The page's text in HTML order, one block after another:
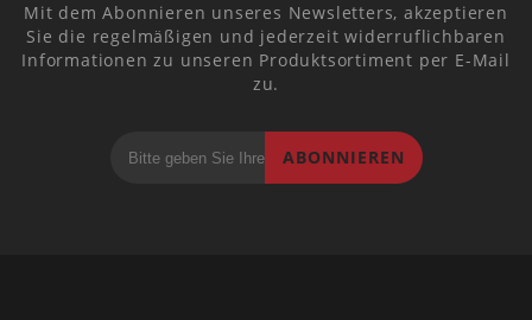
Mit dem Abonnieren unseres Newsletters, akzeptieren
Sie die regelmäßigen und jederzeit widerruflichbaren
Informationen zu unseren Produktsortiment per E-Mail
zu.
ABONNIEREN